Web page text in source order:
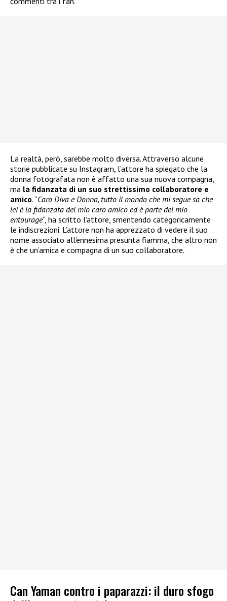
La realtà, però, sarebbe molto diversa. Attraverso alcune
storie pubblicate su Instagram, l’attore ha spiegato che la
donna fotografata non è affatto una sua nuova compagna,
ma la fidanzata di un suo strettissimo collaboratore e
amico. “Caro Diva e Donna, tutto il mondo che mi segue sa che
lei è la fidanzata del mio caro amico ed è parte del mio
entourage“, ha scritto l’attore, smentendo categoricamente
le indiscrezioni. L’attore non ha apprezzato di vedere il suo
nome associato all’ennesima presunta fiamma, che altro non
è che un’amica e compagna di un suo collaboratore.
Can Yaman contro i paparazzi: il duro sfogo